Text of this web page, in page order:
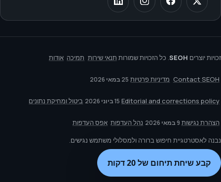
זכויות יוצרים SEOH. כל הזכויות שמורות תנאי שירות תמיכה אודות
Contact SEOH מדיניות פרטיות 25 במאי 2026
Editorial and corrections policy 15 ביוני 2026 ביטול ומחיקת נתונים
הצהרת נגישות 9 במאי 2026 נהל העדפות אפס העדפות
נבנה לאסטרטגיית חיפוש ברורה ולמסלולי משתמש נגישים.
קבע שיחת תיחום של 20 דקות